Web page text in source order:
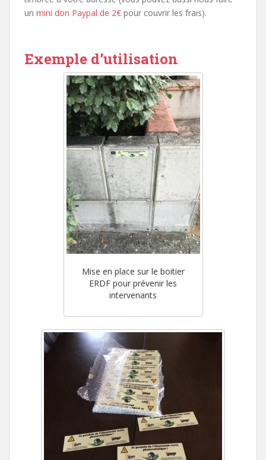
un mini don Paypal de 2€ pour couvrir les frais).
Exemple d’utilisation
Mise en place sur le boitier
ERDF pour prévenir les
intervenants